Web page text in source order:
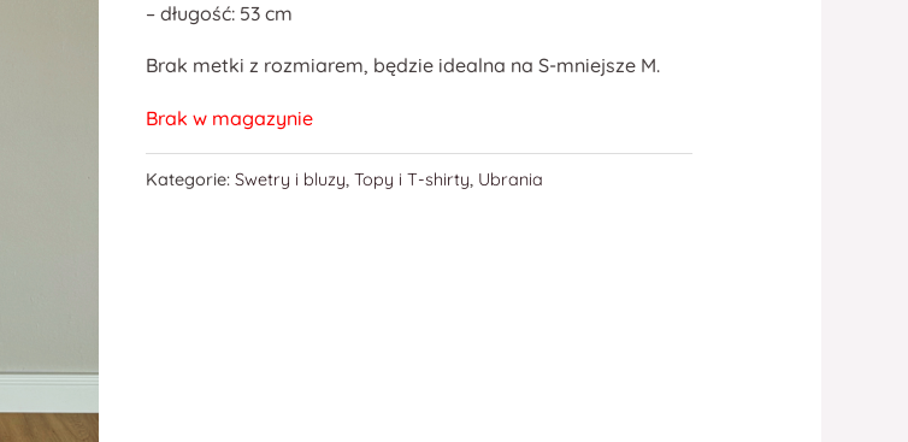
– długość: 53 cm
Brak metki z rozmiarem, będzie idealna na S-mniejsze M.
Brak w magazynie
Kategorie:Swetry i bluzy,Topy i T-shirty, Ubrania